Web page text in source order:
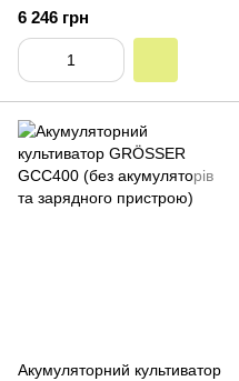
(4.0 Ah x2, зарядний
пристрій)
6 246 грн
Акумуляторний культиватор